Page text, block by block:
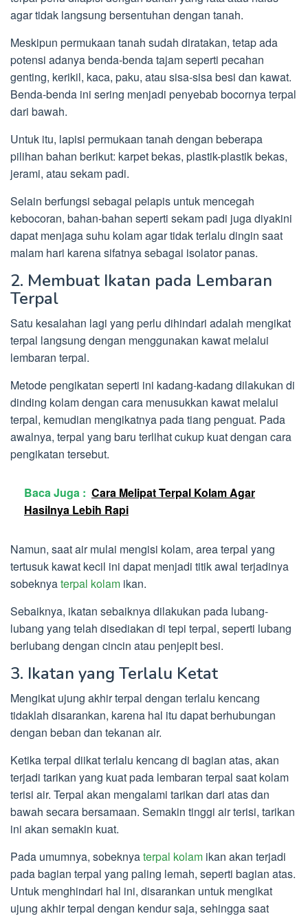
agar tidak langsung bersentuhan dengan tanah.
Meskipun permukaan tanah sudah diratakan, tetap ada
potensi adanya benda-benda tajam seperti pecahan
genting, kerikil, kaca, paku, atau sisa-sisa besi dan kawat.
Benda-benda ini sering menjadi penyebab bocornya terpal
dari bawah.
Untuk itu, lapisi permukaan tanah dengan beberapa
pilihan bahan berikut: karpet bekas, plastik-plastik bekas,
jerami, atau sekam padi.
Selain berfungsi sebagai pelapis untuk mencegah
kebocoran, bahan-bahan seperti sekam padi juga diyakini
dapat menjaga suhu kolam agar tidak terlalu dingin saat
malam hari karena sifatnya sebagai isolator panas.
2. Membuat Ikatan pada Lembaran
Terpal
Satu kesalahan lagi yang perlu dihindari adalah mengikat
terpal langsung dengan menggunakan kawat melalui
lembaran terpal.
Metode pengikatan seperti ini kadang-kadang dilakukan di
dinding kolam dengan cara menusukkan kawat melalui
terpal, kemudian mengikatnya pada tiang penguat. Pada
awalnya, terpal yang baru terlihat cukup kuat dengan cara
pengikatan tersebut.
Baca Juga : Cara Melipat Terpal Kolam Agar
Hasilnya Lebih Rapi
Namun, saat air mulai mengisi kolam, area terpal yang
tertusuk kawat kecil ini dapat menjadi titik awal terjadinya
sobeknyaterpal kolam ikan.
Sebaiknya, ikatan sebaiknya dilakukan pada lubang-
lubang yang telah disediakan di tepi terpal, seperti lubang
berlubang dengan cincin atau penjepit besi.
3. Ikatan yang Terlalu Ketat
Mengikat ujung akhir terpal dengan terlalu kencang
tidaklah disarankan, karena hal itu dapat berhubungan
dengan beban dan tekanan air.
Ketika terpal diikat terlalu kencang di bagian atas, akan
terjadi tarikan yang kuat pada lembaran terpal saat kolam
terisi air. Terpal akan mengalami tarikan dari atas dan
bawah secara bersamaan. Semakin tinggi air terisi, tarikan
ini akan semakin kuat.
Pada umumnya, sobeknyaterpal kolam ikan akan terjadi
pada bagian terpal yang paling lemah, seperti bagian atas.
Untuk menghindari hal ini, disarankan untuk mengikat
ujung akhir terpal dengan kendur saja, sehingga saat